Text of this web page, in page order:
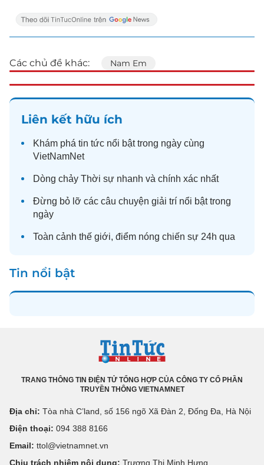
Các chủ đề khác: Nam Em
Liên kết hữu ích
Khám phá tin tức nổi bật trong ngày cùng
VietNamNet
Dòng chảy Thời sự nhanh và chính xác nhất
Đừng bỏ lỡ các câu chuyện giải trí nổi bật trong
ngày
Toàn cảnh thế giới, điểm nóng chiến sự 24h qua
Tin nổi bật
TRANG THÔNG TIN ĐIỆN TỬ TỔNG HỢP CỦA CÔNG TY CỔ PHẦN
TRUYỀN THÔNG VIETNAMNET
Địa chỉ: Tòa nhà C’land, số 156 ngõ Xã Đàn 2, Đống Đa, Hà Nội
Điện thoại: 094 388 8166
Email: ttol@vietnamnet.vn
Chịu trách nhiệm nội dung: Trương Thị Minh Hưng